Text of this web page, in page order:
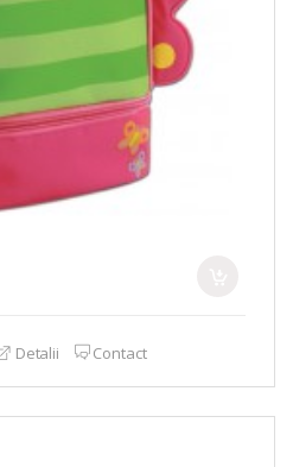
Detalii Contact